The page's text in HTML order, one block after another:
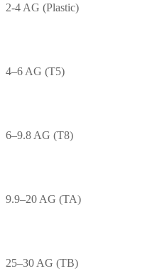
2-4 AG (Plastic)
4–6 AG (T5)
6–9.8 AG (T8)
9.9–20 AG (TA)
25–30 AG (TB)